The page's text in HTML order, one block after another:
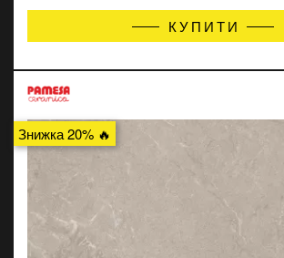
КУПИТИ
Знижка 20% 🔥